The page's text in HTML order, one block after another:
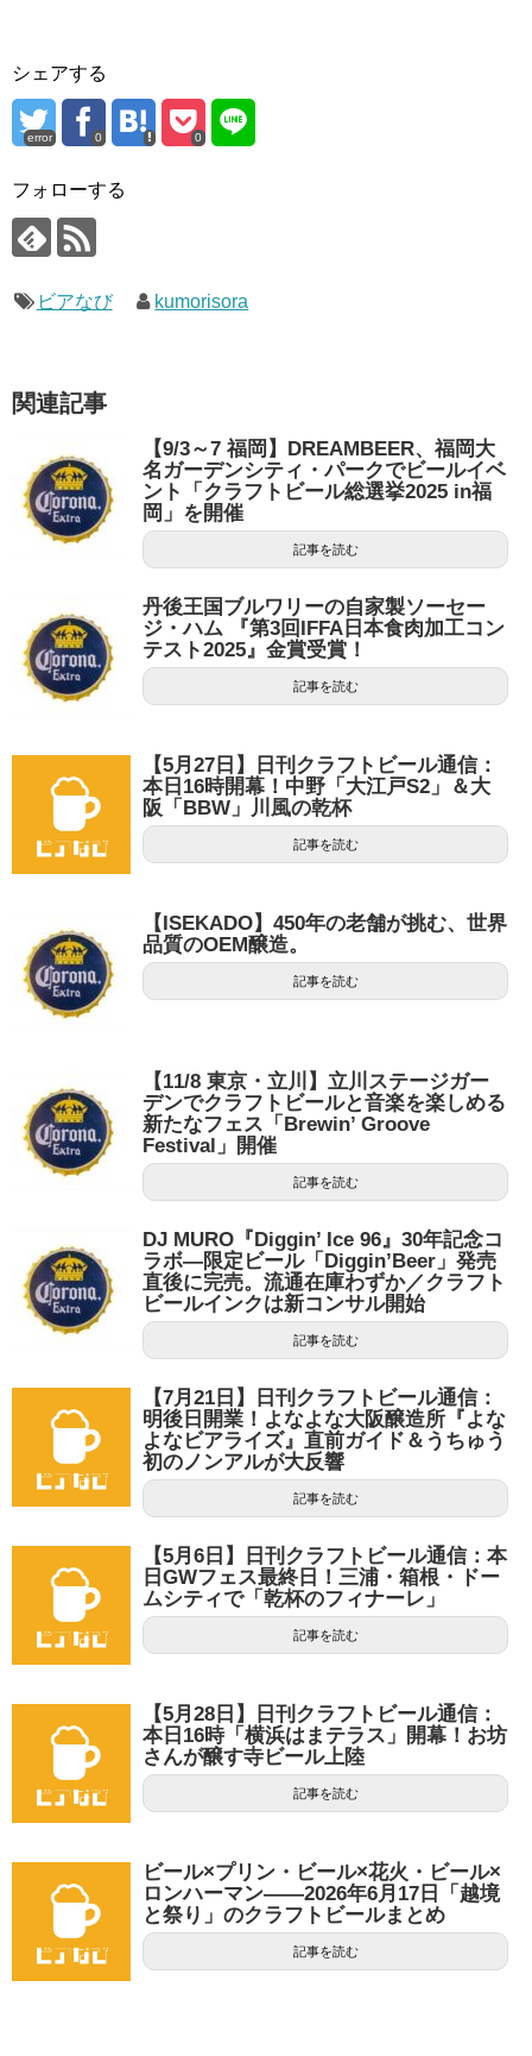
シェアする
error 0 0
フォローする
ビアなび kumorisora
関連記事
【9/3～7 福岡】DREAMBEER、福岡大
名ガーデンシティ・パークでビールイベ
ント「クラフトビール総選挙2025 in福
岡」を開催
記事を読む
丹後王国ブルワリーの自家製ソーセー
ジ・ハム 『第3回IFFA日本食肉加工コン
テスト2025』金賞受賞！
記事を読む
【5月27日】日刊クラフトビール通信：
本日16時開幕！中野「大江戸S2」＆大
阪「BBW」川風の乾杯
記事を読む
【ISEKADO】450年の老舗が挑む、世界
品質のOEM醸造。
記事を読む
【11/8 東京・立川】立川ステージガー
デンでクラフトビールと音楽を楽しめる
新たなフェス「Brewin’ Groove
Festival」開催
記事を読む
DJ MURO『Diggin’ Ice 96』30年記念コ
ラボ―限定ビール「Diggin’Beer」発売
直後に完売。流通在庫わずか／クラフト
ビールインクは新コンサル開始
記事を読む
【7月21日】日刊クラフトビール通信：
明後日開業！よなよな大阪醸造所『よな
よなビアライズ』直前ガイド＆うちゅう
初のノンアルが大反響
記事を読む
【5月6日】日刊クラフトビール通信：本
日GWフェス最終日！三浦・箱根・ドー
ムシティで「乾杯のフィナーレ」
記事を読む
【5月28日】日刊クラフトビール通信：
本日16時「横浜はまテラス」開幕！お坊
さんが醸す寺ビール上陸
記事を読む
ビール×プリン・ビール×花火・ビール×
ロンハーマン——2026年6月17日「越境
と祭り」のクラフトビールまとめ
記事を読む